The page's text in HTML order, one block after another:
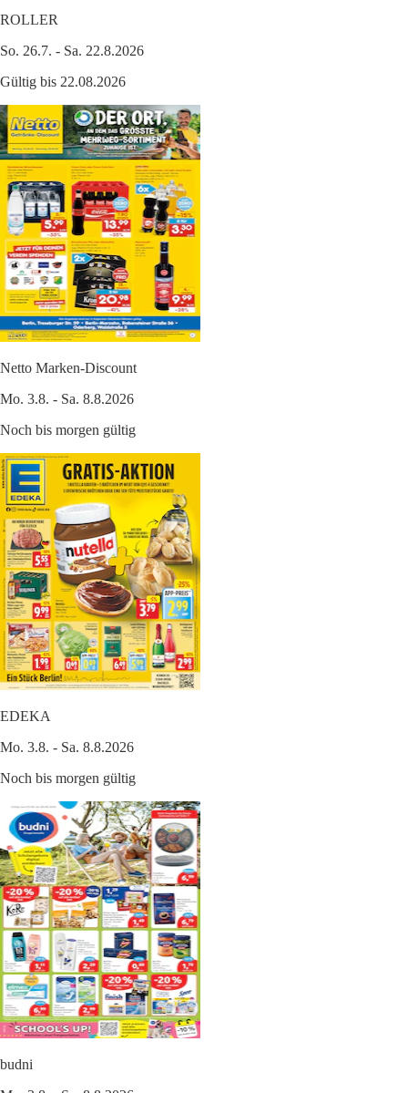
ROLLER
So. 26.7. - Sa. 22.8.2026
Gültig bis 22.08.2026
Netto Marken-Discount
Mo. 3.8. - Sa. 8.8.2026
Noch bis morgen gültig
EDEKA
Mo. 3.8. - Sa. 8.8.2026
Noch bis morgen gültig
budni